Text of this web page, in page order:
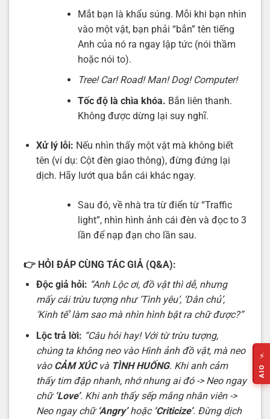
Mắt bạn là khẩu súng. Mỗi khi bạn nhìn
vào một vật, bạn phải “bắn” tên tiếng
Anh của nó ra ngay lập tức (nói thầm
hoặc nói to).
Tree! Car! Road! Man! Dog! Computer!
Tốc độ là chìa khóa. Bắn liên thanh.
Không được dừng lại suy nghĩ.
Xử lý lỗi: Nếu nhìn thấy một vật mà không biết
tên (ví dụ: Cột đèn giao thông), đừng đứng lại
dịch. Hãy lướt qua bắn cái khác ngay.
Sau đó, về nhà tra từ điển từ “Traffic
light”, nhìn hình ảnh cái đèn và đọc to 3
lần để nạp đạn cho lần sau.
👉 HỎI ĐÁP CÙNG TÁC GIẢ (Q&A):
Độc giả hỏi: “Anh Lộc ơi, đồ vật thì dễ, nhưng
mấy cái trừu tượng như ‘Tình yêu’, ‘Dân chủ’,
‘Kinh tế’ làm sao mà nhìn hình bật ra chữ được?”
Lộc trả lời: “Câu hỏi hay! Với từ trừu tượng,
chúng ta không neo vào Hình ảnh đồ vật, mà neo
vào CẢM XÚCvà TÌNH HUỐNG. Khi anh cảm
thấy tim đập nhanh, nhớ nhung ai đó -> Neo ngay
chữ ‘Love’. Khi anh thấy sếp mắng nhân viên ->
Neo ngay chữ ‘Angry’hoặc ‘Criticize’. Đừng dịch
⚡
AIO